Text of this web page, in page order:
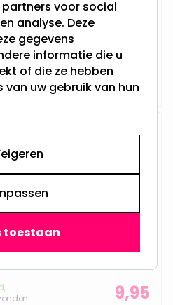
240
voor: binnen & buiten
een timer
netstroom
13,95
met 100 Koel
voor: binnen & buiten
netstroom
9,95
voor social
analyse. Deze
gegevens
informatie die u
of die ze hebben
uw gebruik van hun
toestaan